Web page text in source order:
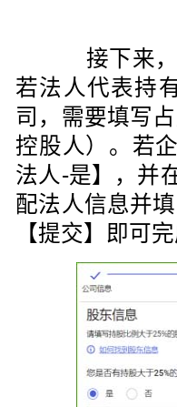
接下来，
若法人代表持
司，需要填写
控股人）。若
法人-是】，并
配法人信息并
【提交】即可